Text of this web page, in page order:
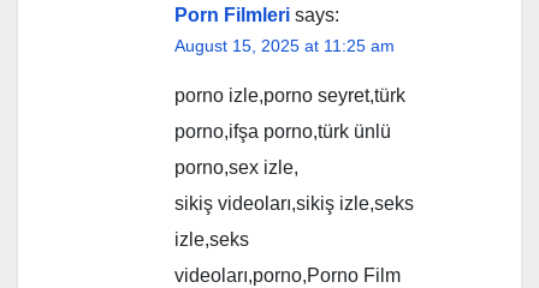
Porn Filmleri says:
August 15, 2025 at 11:25 am
porno izle,porno seyret,türk
porno,ifşa porno,türk ünlü
porno,sex izle,
sikiş videoları,sikiş izle,seks
izle,seks
videoları,porno,Porno Film